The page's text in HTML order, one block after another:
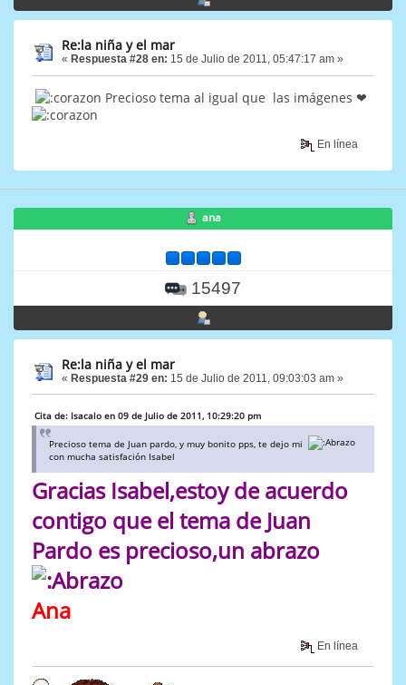
Re:la niña y el mar
« Respuesta #28 en: 15 de Julio de 2011, 05:47:17 am »
Precioso tema al igual que las imágenes ❤
En línea
ana
15497
Re:la niña y el mar
« Respuesta #29 en: 15 de Julio de 2011, 09:03:03 am »
Cita de: Isacalo en 09 de Julio de 2011, 10:29:20 pm
Precioso tema de Juan pardo, y muy bonito pps, te dejo mi
con mucha satisfación Isabel
Gracias Isabel,estoy de acuerdo
contigo que el tema de Juan
Pardo es precioso,un abrazo
Ana
En línea